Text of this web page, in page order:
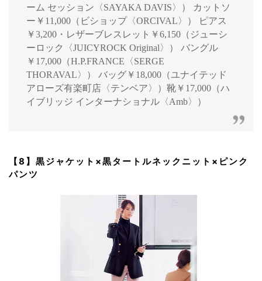
ーム セッション〈SAYAKA DAVIS〉） カットソ
ー￥11,000（ビショップ〈ORCIVAL〉） ピアス
￥3,200・レザーブレスレット￥6,150（ジューシ
ーロック〈JUICYROCK Original〉） バングル
￥17,000（H.P.FRANCE〈SERGE
THORAVAL〉） バッグ￥18,000（ユナイテッド
アローズ有楽町店〈テンベア〉）靴￥17,000（ハ
イブリッジ インターナショナル〈Amb〉）
【8】黒ジャケット×黒タートルネックニット×ピンク
パンツ